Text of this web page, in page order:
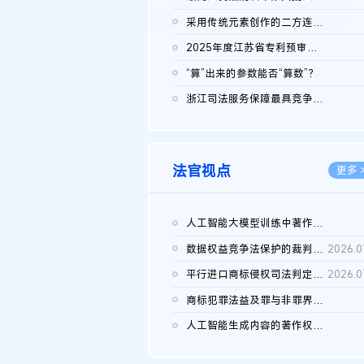
采用传统元素创作的二方连续装饰图案作品的独创性及侵权对比认定
2025年度江苏省专利预审典型案例
“算”出来的参数能否“算数”？
浙江司法服务保障最具竞争力营商环境建设典型案例（第二批）含侵...
法官视点 更多
人工智能大模型训练中著作权的合理使用
数据权益竞争法保护的裁判路径构建
平行进口商标侵权司法判定规则的困境与纾解
商标犯罪法益及罪与非罪界限研究
人工智能生成内容的著作权司法认定：演进逻辑、现实困境与规则建...